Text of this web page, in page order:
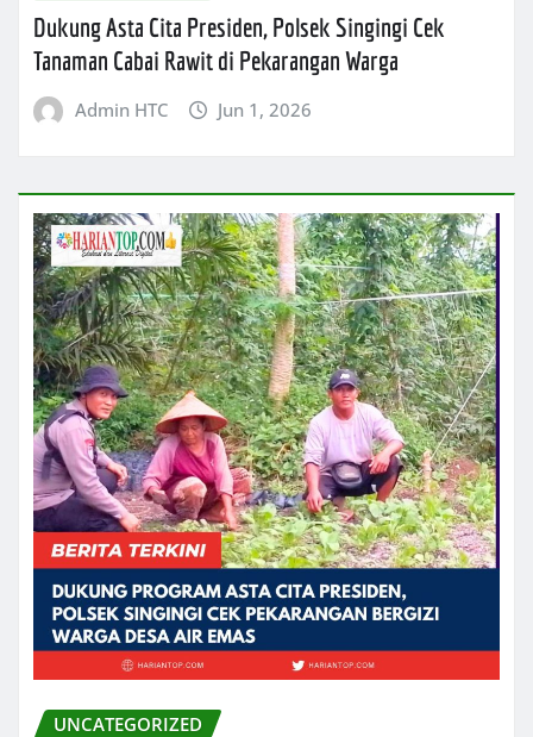
Dukung Asta Cita Presiden, Polsek Singingi Cek
Tanaman Cabai Rawit di Pekarangan Warga
Admin HTC Jun 1, 2026
UNCATEGORIZED